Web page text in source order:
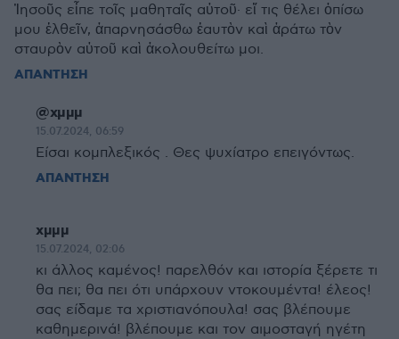
Ἰησοῦς εἶπε τοῖς μαθηταῖς αὐτοῦ· εἴ τις θέλει ὀπίσω
μου ἐλθεῖν, ἀπαρνησάσθω ἑαυτὸν καὶ ἀράτω τὸν
σταυρὸν αὐτοῦ καὶ ἀκολουθείτω μοι.
ΑΠΑΝΤΗΣΗ
@χμμμ
15.07.2024, 06:59
Είσαι κομπλεξικός . Θες ψυχίατρο επειγόντως.
ΑΠΑΝΤΗΣΗ
χμμμ
15.07.2024, 02:06
κι άλλος καμένος! παρελθόν και ιστορία ξέρετε τι
θα πει; θα πει ότι υπάρχουν ντοκουμέντα! έλεος!
σας είδαμε τα χριστιανόπουλα! σας βλέπουμε
καθημερινά! βλέπουμε και τον αιμοσταγή ηγέτη